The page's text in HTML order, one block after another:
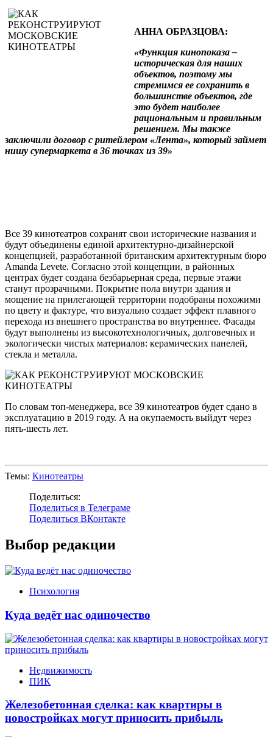
АННА ОБРАЗЦОВА:
«Функция кинопоказа –
историческая для наших
объектов, поэтому мы
стремимся ее сохранить в
большинстве объектов, где
это будет наиболее
рациональным и правильным
решением. Мы также
заключили договор с ритейлером «Лента», который займет
нишу супермаркета в 36 точках из 39»
Все 39 кинотеатров сохранят свои исторические названия и
будут объединены единой архитектурно-дизайнерской
концепцией, разработанной британским архитектурным бюро
Amanda Levete. Согласно этой концепции, в районных
центрах будет создана безбарьерная среда, первые этажи
станут прозрачными. Покрытие пола внутри здания и
мощение на прилегающей территории подобраны похожими
по цвету и фактуре, что визуально создает эффект плавного
перехода из внешнего пространства во внутреннее. Фасады
будут выполнены из высокотехнологичных, долговечных и
экологически чистых материалов: керамических панелей,
стекла и металла.
По словам топ-менеджера, все 39 кинотеатров будет сдано в
эксплуатацию в 2019 году. А на окупаемость выйдут через
пять-шесть лет.
Темы: Кинотеатры
Поделиться:
Поделиться в Телеграме
Поделиться ВКонтакте
Выбор редакции
Психология
Куда ведёт нас одиночество
Недвижимость
ПИК
Железобетонная сделка: как квартиры в
новостройках могут приносить прибыль